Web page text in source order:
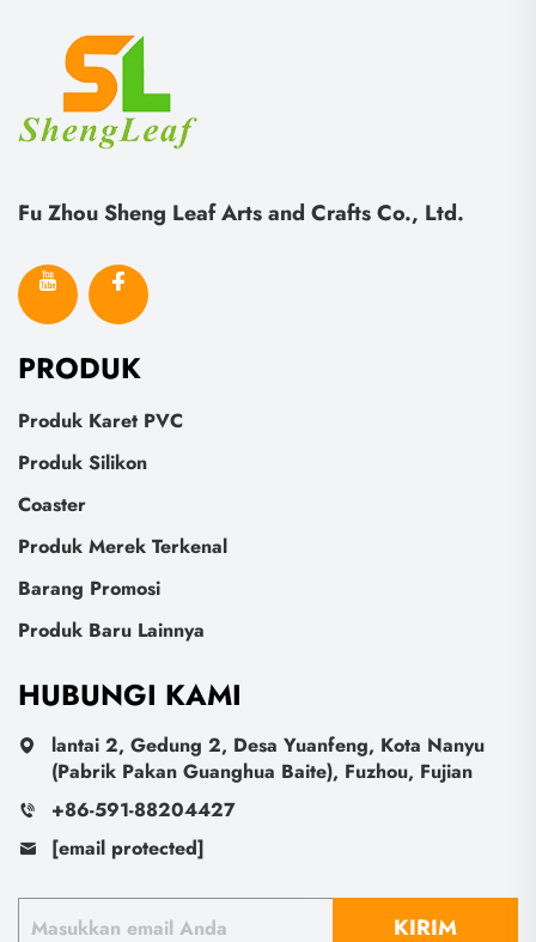
Fu Zhou Sheng Leaf Arts and Crafts Co., Ltd.
PRODUK
Produk Karet PVC
Produk Silikon
Coaster
Produk Merek Terkenal
Barang Promosi
Produk Baru Lainnya
HUBUNGI KAMI
lantai 2, Gedung 2, Desa Yuanfeng, Kota Nanyu
(Pabrik Pakan Guanghua Baite), Fuzhou, Fujian
+86-591-88204427
[email protected]
KIRIM